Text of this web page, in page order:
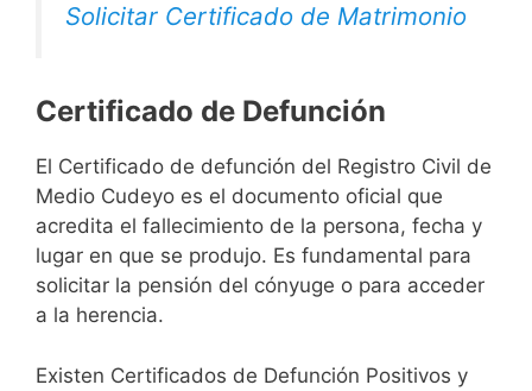
Solicitar Certificado de Matrimonio
Certificado de Defunción
El Certificado de defunción del Registro Civil de
Medio Cudeyo es el documento oficial que
acredita el fallecimiento de la persona, fecha y
lugar en que se produjo. Es fundamental para
solicitar la pensión del cónyuge o para acceder
a la herencia.
Existen Certificados de Defunción Positivos y